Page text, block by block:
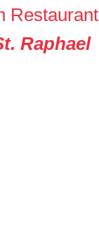
Restaurant
Raphael